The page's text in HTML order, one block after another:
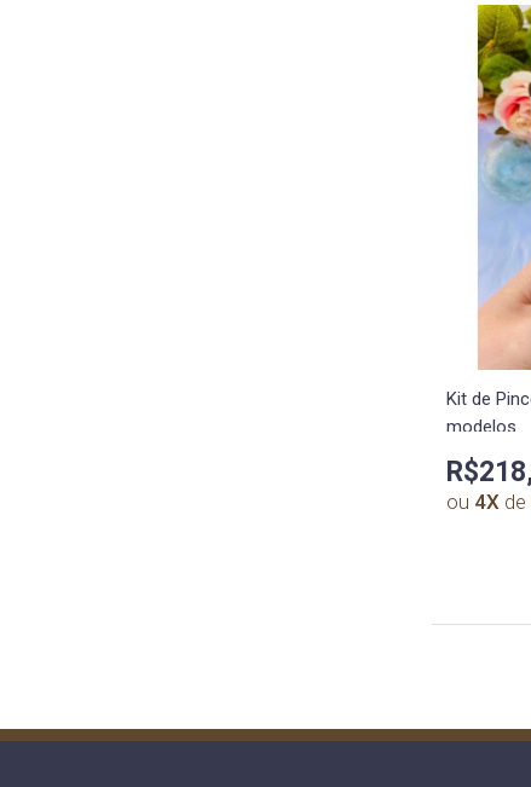
Kit de
modelos
ou 4X de